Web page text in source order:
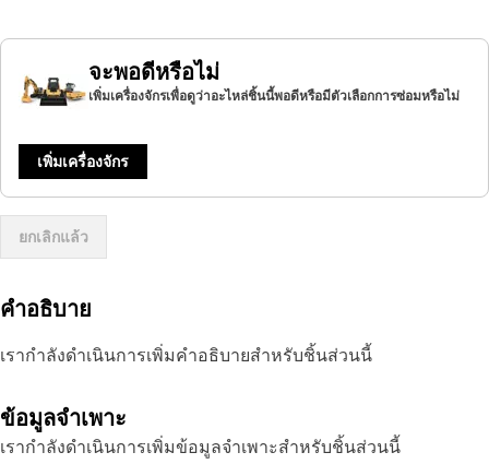
จะพอดีหรือไม่
เพิ่มเครื่องจักรเพื่อดูว่าอะไหล่ชิ้นนี้พอดีหรือมีตัวเลือกการซ่อมหรือไม่
เพิ่มเครื่องจักร
ยกเลิกแล้ว
คำอธิบาย
เรากำลังดำเนินการเพิ่มคำอธิบายสำหรับชิ้นส่วนนี้
ข้อมูลจำเพาะ
เรากำลังดำเนินการเพิ่มข้อมูลจำเพาะสำหรับชิ้นส่วนนี้